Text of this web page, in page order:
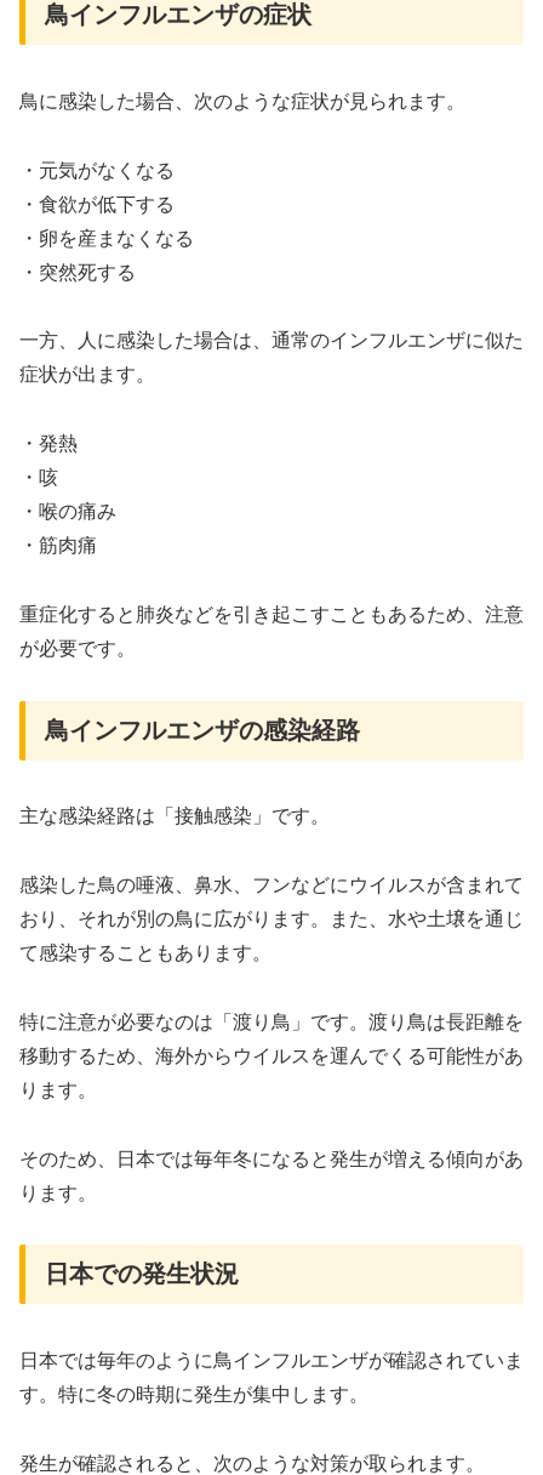
鳥インフルエンザの症状
鳥に感染した場合、次のような症状が見られます。
・元気がなくなる
・食欲が低下する
・卵を産まなくなる
・突然死する
一方、人に感染した場合は、通常のインフルエンザに似た
症状が出ます。
・発熱
・咳
・喉の痛み
・筋肉痛
重症化すると肺炎などを引き起こすこともあるため、注意
が必要です。
鳥インフルエンザの感染経路
主な感染経路は「接触感染」です。
感染した鳥の唾液、鼻水、フンなどにウイルスが含まれて
おり、それが別の鳥に広がります。また、水や土壌を通じ
て感染することもあります。
特に注意が必要なのは「渡り鳥」です。渡り鳥は長距離を
移動するため、海外からウイルスを運んでくる可能性があ
ります。
そのため、日本では毎年冬になると発生が増える傾向があ
ります。
日本での発生状況
日本では毎年のように鳥インフルエンザが確認されていま
す。特に冬の時期に発生が集中します。
発生が確認されると、次のような対策が取られます。